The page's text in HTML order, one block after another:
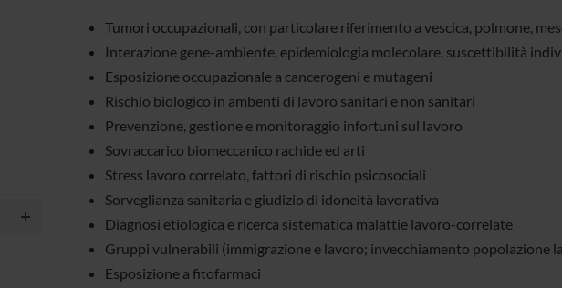
Tumori occupazionali, con particolare riferimento a vescica, polmone,
Interazione gene-ambiente, epidemiologia molecolare, suscettibilità
Esposizione occupazionale a cancerogeni e mutageni
Rischio biologico in ambenti di lavoro sanitari e non sanitari
Prevenzione, gestione e monitoraggio infortuni sul lavoro
Sovraccarico biomeccanico rachide ed arti
Stress lavoro correlato, fattori di rischio psicosociali
Sorveglianza sanitaria e giudizio di idoneità lavorativa
Diagnosi etiologica e ricerca sistematica malattie lavoro-correlate
Gruppi vulnerabili (immigrazione e lavoro; invecchiamento popolazione
Esposizione a fitofarmaci